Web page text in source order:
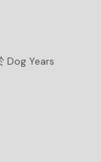
Dog Years